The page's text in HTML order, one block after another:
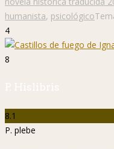
humanista, psicológico
4
8
P. Hislibris
8.1
P. plebe